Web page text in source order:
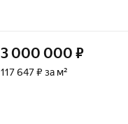
3 000 000 ₽
117 647 ₽ за м²